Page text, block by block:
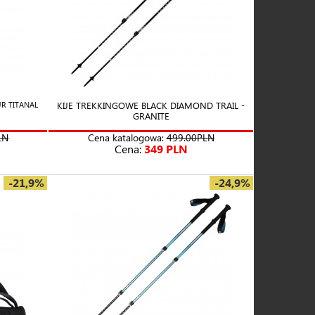
TITANAL
KIJE TREKKINGOWE BLACK DIAMOND TRAIL -
GRANITE
Cena katalogowa:499.00PLN
Cena: 349 PLN
-21,9% -24,9%